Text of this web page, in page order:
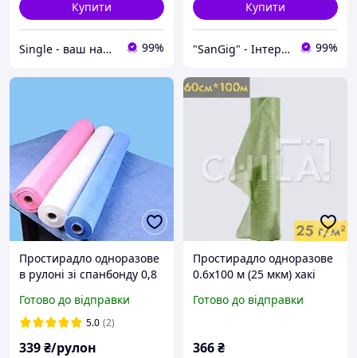
Купити
Single - ваш надійний партнер! 99%
Купити
"SanGig" - Інтернет-магазин 99%
Простирадло одноразове
в рулоні зі спанбонду 0,8
вибір
Готово до відправки
5.0 (2)
339₴/рулон
Простирадло одноразове
0.6х100 м (25 мкм) хакі
Готово до відправки
366₴